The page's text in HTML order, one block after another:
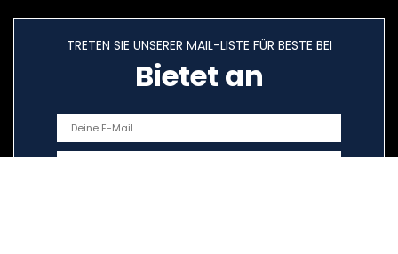
TRETEN SIE UNSERER MAIL-LISTE FÜR BESTE BEI
Bietet an